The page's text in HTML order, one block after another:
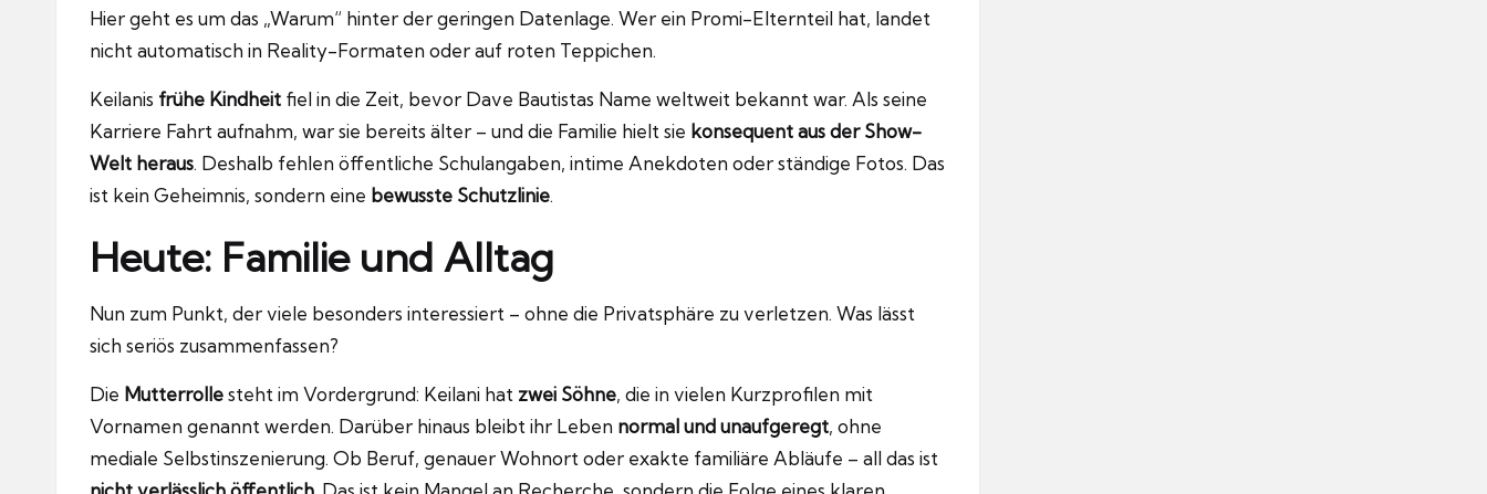
Hier geht es um das „Warum“ hinter der geringen Datenlage. Wer ein Promi-Elternteil hat, landet
nicht automatisch in Reality-Formaten oder auf roten Teppichen.
Keilanis frühe Kindheit fiel in die Zeit, bevor Dave Bautistas Name weltweit bekannt war. Als seine
Karriere Fahrt aufnahm, war sie bereits älter – und die Familie hielt sie konsequent aus der Show-
Welt heraus. Deshalb fehlen öffentliche Schulangaben, intime Anekdoten oder ständige Fotos. Das
ist kein Geheimnis, sondern eine bewusste Schutzlinie.
Heute: Familie und Alltag
Nun zum Punkt, der viele besonders interessiert – ohne die Privatsphäre zu verletzen. Was lässt
sich seriös zusammenfassen?
Die Mutterrollesteht im Vordergrund: Keilani hat zwei Söhne, die in vielen Kurzprofilen mit
Vornamen genannt werden. Darüber hinaus bleibt ihr Leben normal und unaufgeregt, ohne
mediale Selbstinszenierung. Ob Beruf, genauer Wohnort oder exakte familiäre Abläufe – all das ist